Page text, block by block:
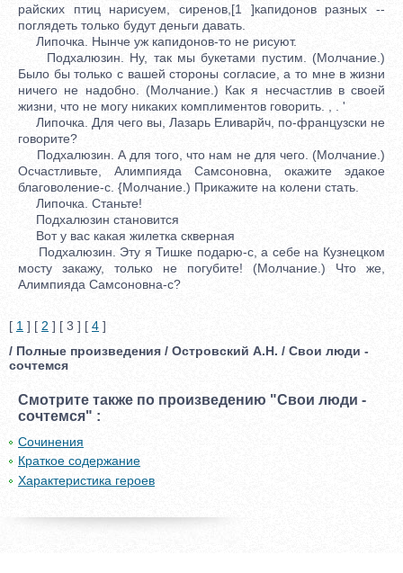
райских птиц нарисуем, сиренов,[1 ]капидонов разных --
поглядеть только будут деньги давать.
Липочка. Нынче уж капидонов-то не рисуют.
Подхалюзин. Ну, так мы букетами пустим. (Молчание.)
Было бы только с вашей стороны согласие, а то мне в жизни
ничего не надобно. (Молчание.) Как я несчастлив в своей
жизни, что не могу никаких комплиментов говорить. , . '
Липочка. Для чего вы, Лазарь Еливарйч, по-французски не
говорите?
Подхалюзин. А для того, что нам не для чего. (Молчание.)
Осчастливьте, Алимпияда Самсоновна, окажите эдакое
благоволение-с. {Молчание.) Прикажите на колени стать.
Липочка. Станьте!
Подхалюзин становится
Вот у вас какая жилетка скверная
Подхалюзин. Эту я Тишке подарю-с, а себе на Кузнецком
мосту закажу, только не погубите! (Молчание.) Что же,
Алимпияда Самсоновна-с?
[ 1 ] [ 2 ] [ 3 ] [ 4 ]
/ Полные произведения / Островский А.Н. / Свои люди -
сочтемся
Смотрите также по произведению "Свои люди -
сочтемся" :
Сочинения
Краткое содержание
Характеристика героев